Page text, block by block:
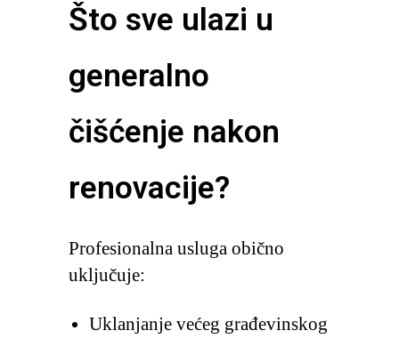
Što sve ulazi u
generalno
čišćenje nakon
renovacije?
Profesionalna usluga obično
uključuje:
Uklanjanje većeg građevinskog